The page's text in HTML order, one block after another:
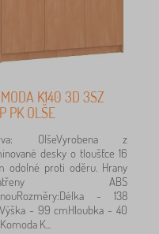
K140 3D 3SZ
PK OLŠE
OlšeVyrobena z
desky o tloušťce 16
odolné proti oděru. Hrany
ABS
- 138
- 99 cmHloubka - 40
K...